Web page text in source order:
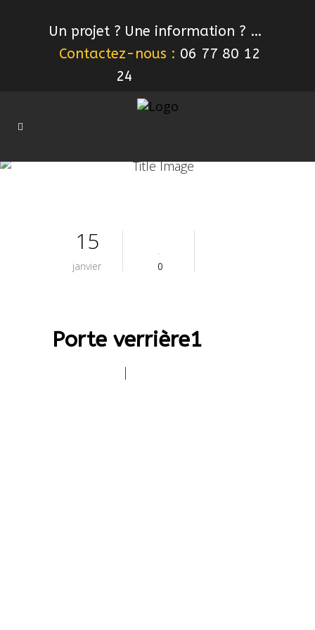
Un projet ? Une information ? …
Contactez-nous : 06 77 80 12
24
15
janvier 0
Porte verrière1
|